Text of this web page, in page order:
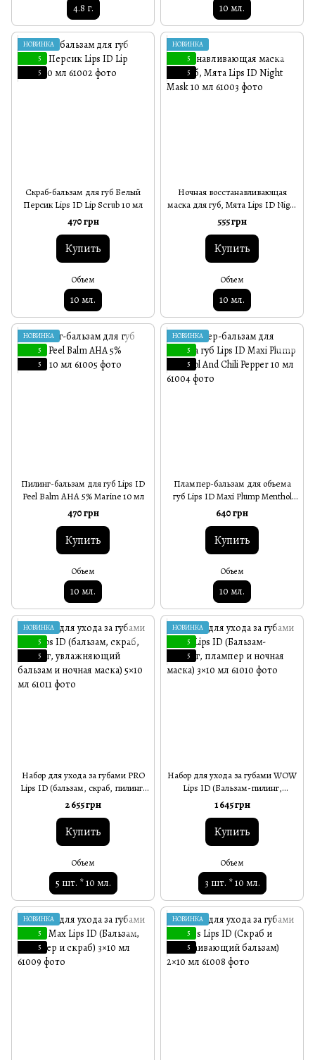
4.8 г. 10 мл.
НОВИНКА
5
5
Скраб-бальзам для губ Белый
Персик Lips ID Lip Scrub 10 мл
470 грн
Купить
Объем
10 мл.
НОВИНКА
5
5
Ночная восстанавливающая
маска для губ, Мята Lips ID Night
Mask 10 мл
555 грн
Купить
Объем
10 мл.
НОВИНКА
5
5
Пилинг-бальзам для губ Lips ID
Peel Balm AHA 5% Marine 10 мл
470 грн
Купить
Объем
10 мл.
НОВИНКА
5
5
Плампер-бальзам для объема
губ Lips ID Maxi Plump Menthol
And Chili Pepper 10 мл
640 грн
Купить
Объем
10 мл.
НОВИНКА
5
5
Набор для ухода за губами PRO
Lips ID (бальзам, скраб, пилинг,
увлажняющий бальзам и ночная
маска) 5×10 мл
2 655 грн
Купить
Объем
5 шт. * 10 мл.
НОВИНКА
5
5
Набор для ухода за губами WOW
Lips ID (Бальзам-пилинг,
плампер и ночная маска) 3×10 мл
1 645 грн
Купить
Объем
3 шт. * 10 мл.
НОВИНКА
5
5
НОВИНКА
5
5